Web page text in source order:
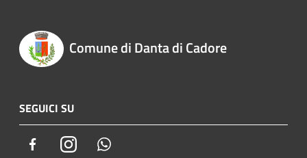
Comune di Danta di Cadore
SEGUICI SU
FacebookInstagram